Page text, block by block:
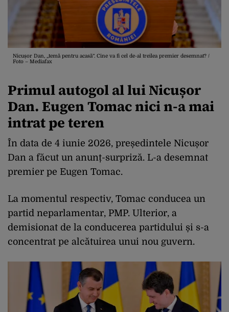
Nicușor Dan, „temă pentru acasă”. Cine va fi cel de-al treilea premier desemnat? /
Foto – Mediafax
Primul autogol al lui Nicușor
Dan. Eugen Tomac nici n-a mai
intrat pe teren
În data de 4 iunie 2026, președintele Nicușor
Dan a făcut un anunț-surpriză. L-a desemnat
premier pe Eugen Tomac.
La momentul respectiv, Tomac conducea un
partid neparlamentar, PMP. Ulterior, a
demisionat de la conducerea partidului și s-a
concentrat pe alcătuirea unui nou guvern.